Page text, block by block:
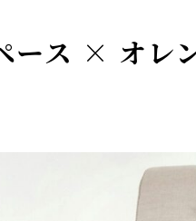
ース × オレ